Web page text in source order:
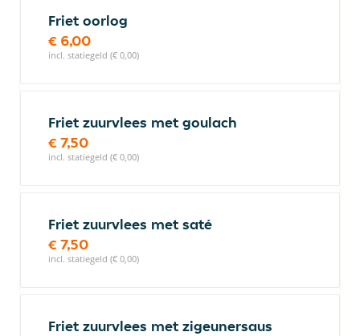
Friet oorlog
€ 6,00
incl. statiegeld (€ 0,00)
Friet zuurvlees met goulach
€ 7,50
incl. statiegeld (€ 0,00)
Friet zuurvlees met saté
€ 7,50
incl. statiegeld (€ 0,00)
Friet zuurvlees met zigeunersaus